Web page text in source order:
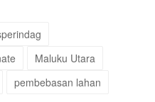
Maluku Utara
pembebasan lahan